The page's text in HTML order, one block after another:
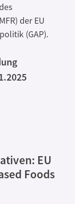
der EU
(GAP).
EU
Foods